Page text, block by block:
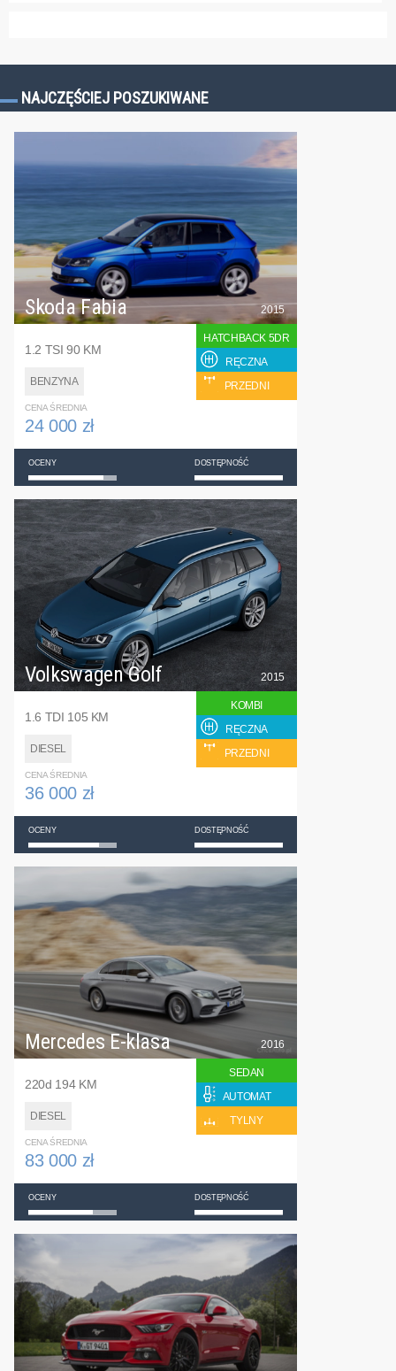
NAJCZĘŚCIEJ POSZUKIWANE
Skoda Fabia
1.2 TSI 90 KM
BENZYNA
2015
HATCHBACK 5DR
RĘCZNA
PRZEDNI
CENA ŚREDNIA
24 000 zł
OCENY DOSTĘPNOŚĆ
Volkswagen Golf
1.6 TDI 105 KM
DIESEL
2015
KOMBI
RĘCZNA
PRZEDNI
CENA ŚREDNIA
36 000 zł
OCENY DOSTĘPNOŚĆ
Mercedes E-klasa
220d 194 KM
DIESEL
2016
SEDAN
AUTOMAT
TYLNY
CENA ŚREDNIA
83 000 zł
OCENY DOSTĘPNOŚĆ